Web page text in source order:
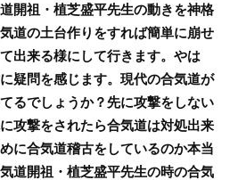
開祖・植芝盛平先生の動きを神格
道の土台作りをすれば簡単に崩せ
出来る様にして行きます。やは
疑問を感じます。現代の合気道が
るでしょうか？先に攻撃をしない
攻撃をされたら合気道は対処出来
に合気道稽古をしているのか本当
道開祖・植芝盛平先生の時の合気